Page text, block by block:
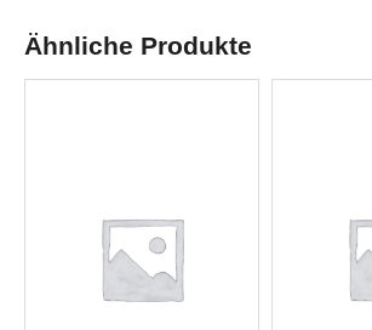
Ähnliche Produkte